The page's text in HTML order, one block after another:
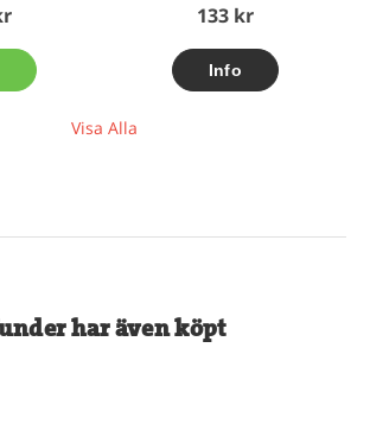
133 kr
Visa Alla
har även köpt